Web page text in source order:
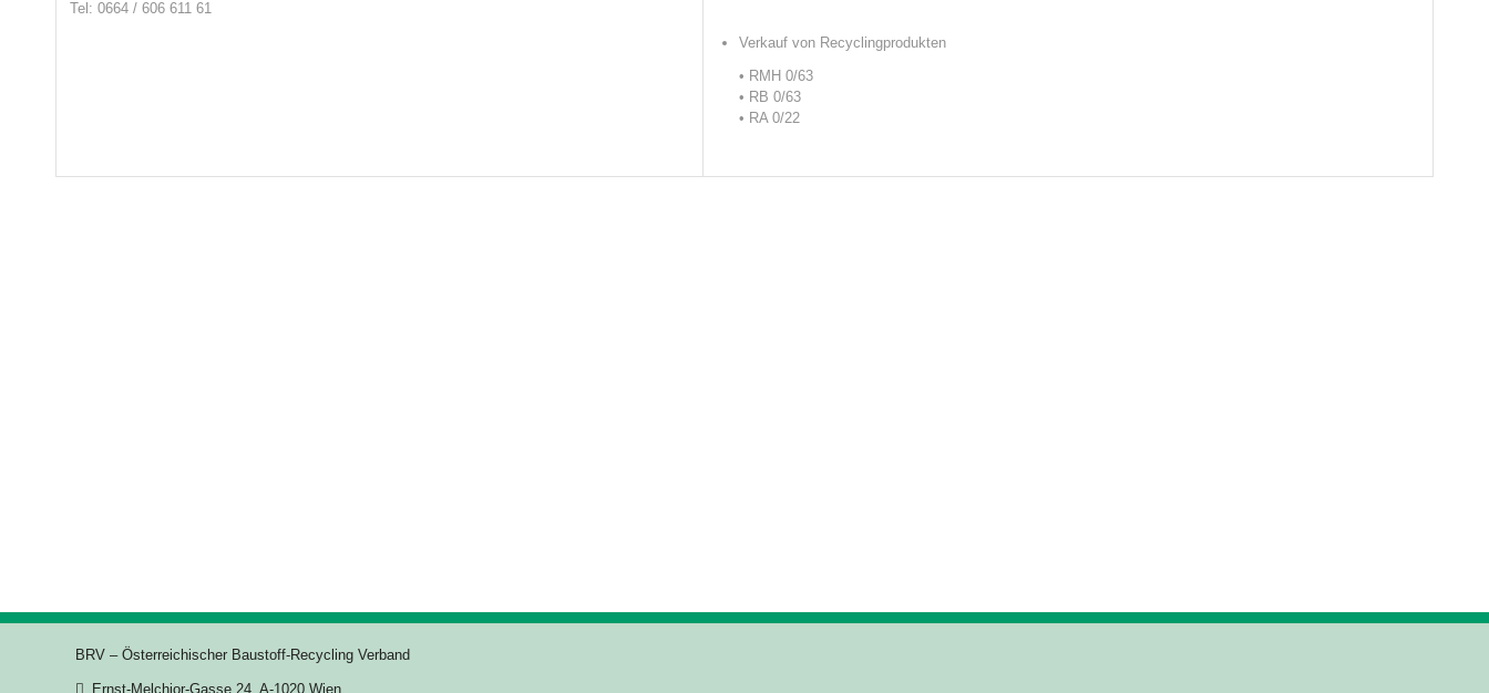
Tel: 0664 / 606 611 61
Verkauf von Recyclingprodukten
• RMH 0/63
• RB 0/63
• RA 0/22
BRV – Österreichischer Baustoff-Recycling Verband
Ernst-Melchior-Gasse 24, A-1020 Wien